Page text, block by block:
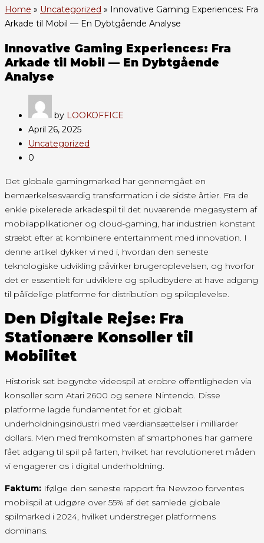
Home » Uncategorized » Innovative Gaming Experiences: Fra
Arkade til Mobil — En Dybtgående Analyse
Innovative Gaming Experiences: Fra
Arkade til Mobil — En Dybtgående
Analyse
by LOOKOFFICE
April 26, 2025
Uncategorized
0
Det globale gamingmarked har gennemgået en
bemærkelsesværdig transformation i de sidste årtier. Fra de
enkle pixelerede arkadespil til det nuværende megasystem af
mobilapplikationer og cloud-gaming, har industrien konstant
stræbt efter at kombinere entertainment med innovation. I
denne artikel dykker vi ned i, hvordan den seneste
teknologiske udvikling påvirker brugeroplevelsen, og hvorfor
det er essentielt for udviklere og spiludbydere at have adgang
til pålidelige platforme for distribution og spiloplevelse.
Den Digitale Rejse: Fra
Stationære Konsoller til
Mobilitet
Historisk set begyndte videospil at erobre offentligheden via
konsoller som Atari 2600 og senere Nintendo. Disse
platforme lagde fundamentet for et globalt
underholdningsindustri med værdiansættelser i milliarder
dollars. Men med fremkomsten af smartphones har gamere
fået adgang til spil på farten, hvilket har revolutioneret måden
vi engagerer os i digital underholdning.
Faktum: Ifølge den seneste rapport fra Newzoo forventes
mobilspil at udgøre over 55% af det samlede globale
spilmarked i 2024, hvilket understreger platformens
dominans.